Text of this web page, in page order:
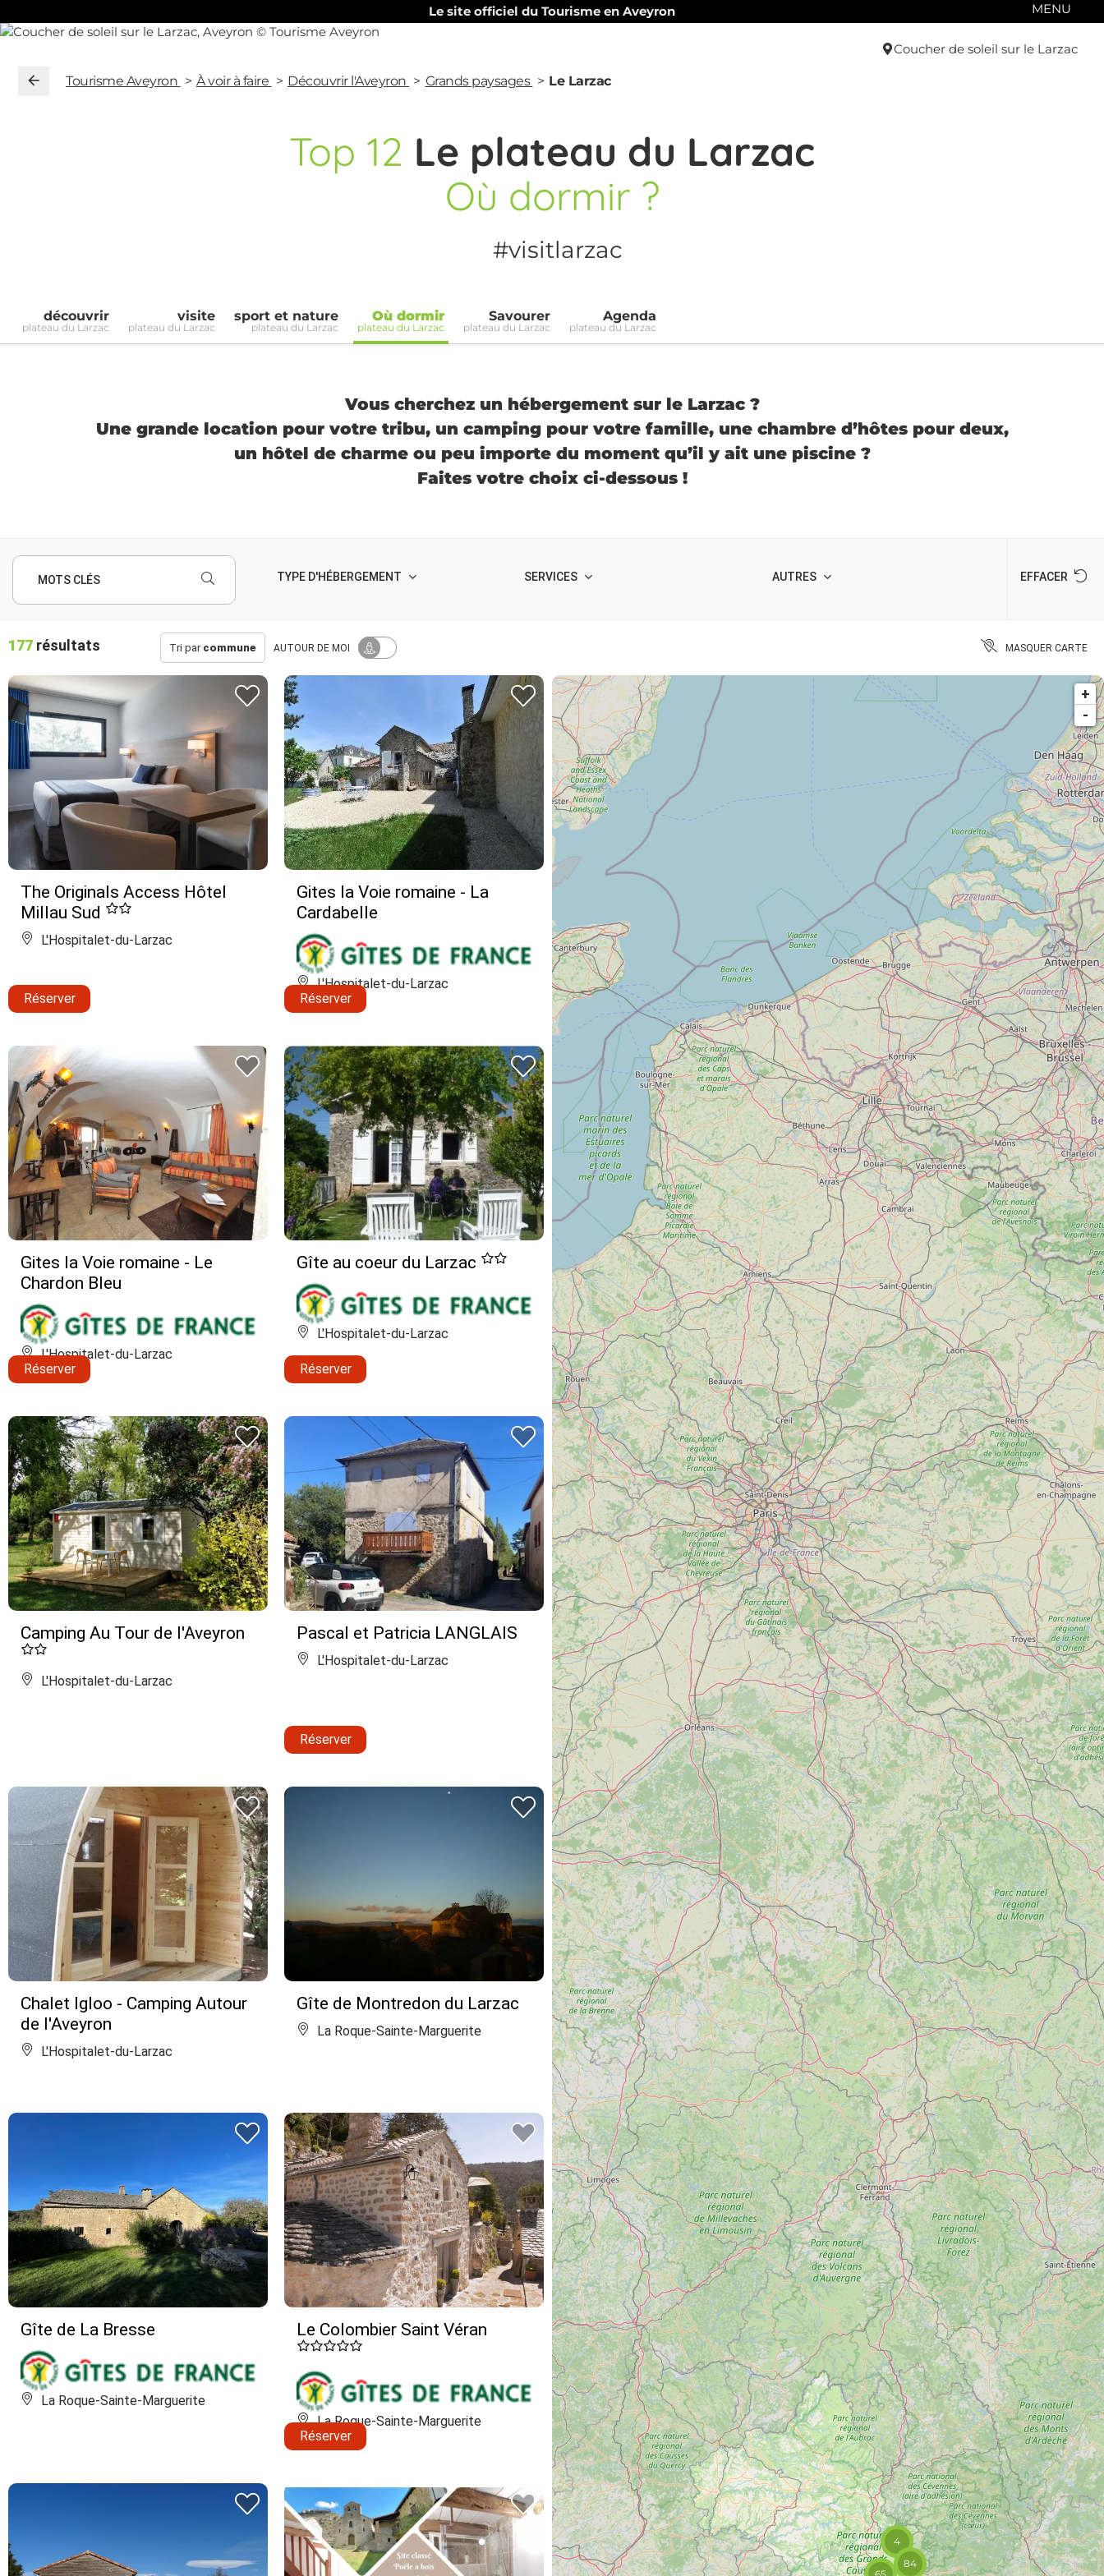
Le site officiel du Tourisme en Aveyron MENU
Coucher de soleil sur le Larzac
Tourisme Aveyron À voir à faire Découvrir l'Aveyron Grands paysages Le Larzac
Top 12 Le plateau du Larzac
Où dormir ?
#visitlarzac
découvrir
plateau du Larzac
visite
plateau du Larzac
sport et nature
plateau du Larzac
Où dormir
plateau du Larzac
Savourer
plateau du Larzac
Agenda
plateau du Larzac
Vous cherchez un hébergement sur le Larzac ?
Une grande location pour votre tribu, un camping pour votre famille, une chambre d’hôtes pour deux,
un hôtel de charme ou peu importe du moment qu’il y ait une piscine ?
Faites votre choix ci-dessous !
MOTS CLÉS TYPE D'HÉBERGEMENT SERVICES AUTRES EFFACER
177 résultats Tri par commune AUTOUR DE MOI MASQUER CARTE
The Originals Access Hôtel
Millau Sud
L'Hospitalet-du-Larzac
Réserver
Gites la Voie romaine - La
Cardabelle
L'Hospitalet-du-Larzac
Réserver
Gites la Voie romaine - Le
Chardon Bleu
L'Hospitalet-du-Larzac
Réserver
Gîte au coeur du Larzac
L'Hospitalet-du-Larzac
Réserver
Camping Au Tour de l'Aveyron
L'Hospitalet-du-Larzac
Pascal et Patricia LANGLAIS
L'Hospitalet-du-Larzac
Réserver
Chalet Igloo - Camping Autour
de l'Aveyron
L'Hospitalet-du-Larzac
Gîte de Montredon du Larzac
La Roque-Sainte-Marguerite
Gîte de La Bresse
La Roque-Sainte-Marguerite
Le Colombier Saint Véran
La Roque-Sainte-Marguerite
Réserver
4
84
+
-